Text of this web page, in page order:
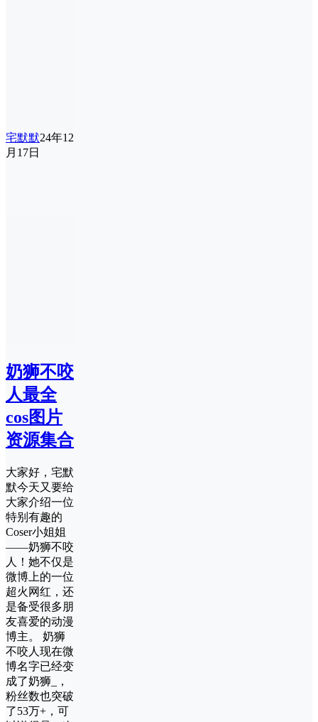
宅默默24年12
月17日
奶狮不咬
人最全
cos图片
资源集合
大家好，宅默
默今天又要给
大家介绍一位
特别有趣的
Coser小姐姐
——奶狮不咬
人！她不仅是
微博上的一位
超火网红，还
是备受很多朋
友喜爱的动漫
博主。 奶狮
不咬人现在微
博名字已经变
成了奶狮_，
粉丝数也突破
了53万+，可